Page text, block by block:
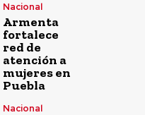
Nacional
Armenta
fortalece
red de
atención a
mujeres en
Puebla
Nacional